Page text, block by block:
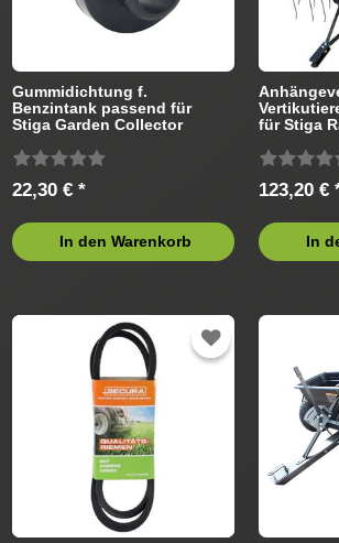
Gummidichtung f.
Benzintank passend für
Stiga Garden Collector
22,30 € *
In den Warenkorb
für Stiga
123,20 €
In